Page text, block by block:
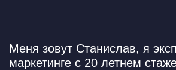
Меня зовут Станислав, я
маркетинге с 20 летнем